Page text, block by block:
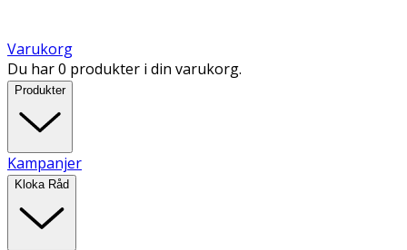
Varukorg
Du har 0 produkter i din varukorg.
Produkter
Kampanjer
Kloka Råd